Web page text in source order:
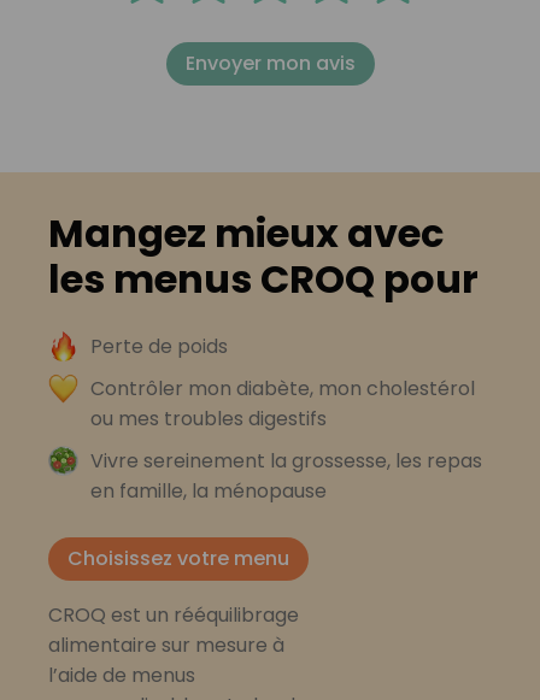
Envoyer mon avis
Mangez mieux avec
les menus CROQ pour
Perte de poids
Contrôler mon diabète, mon cholestérol
ou mes troubles digestifs
Vivre sereinement la grossesse, les repas
en famille, la ménopause
Choisissez votre menu
CROQ est un rééquilibrage
alimentaire sur mesure à
l’aide de menus